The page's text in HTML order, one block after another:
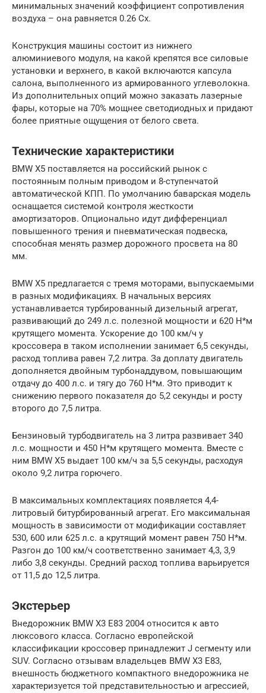
минимальных значений коэффициент сопротивления
воздуха – она равняется 0.26 Сх.
Конструкция машины состоит из нижнего
алюминиевого модуля, на какой крепятся все силовые
установки и верхнего, в какой включаются капсула
салона, выполненного из армированного углеволокна.
Из дополнительных опций можно заказать лазерные
фары, которые на 70% мощнее светодиодных и придают
более приятные ощущения от белого света.
Технические характеристики
BMW X5 поставляется на российский рынок с
постоянным полным приводом и 8-ступенчатой
автоматической КПП. По умолчанию баварская модель
оснащается системой контроля жесткости
амортизаторов. Опционально идут дифференциал
повышенного трения и пневматическая подвеска,
способная менять размер дорожного просвета на 80
мм.
BMW X5 предлагается с тремя моторами, выпускаемыми
в разных модификациях. В начальных версиях
устанавливается турбированный дизельный агрегат,
развивающий до 249 л.с. полезной мощности и 620 Н*м
крутящего момента. Ускорение до 100 км/ч у
кроссовера в таком исполнении занимает 6,5 секунды,
расход топлива равен 7,2 литра. За доплату двигатель
дополняется двойным турбонаддувом, повышающим
отдачу до 400 л.с. и тягу до 760 Н*м. Это приводит к
снижению первого показателя до 5,2 секунды и росту
второго до 7,5 литра.
Бензиновый турбодвигатель на 3 литра развивает 340
л.с. мощности и 450 Н*м крутящего момента. Вместе с
ним BMW X5 выдает 100 км/ч за 5,5 секунды, расходуя
около 9,2 литра горючего.
В максимальных комплектациях появляется 4,4-
литровый битурбированный агрегат. Его максимальная
мощность в зависимости от модификации составляет
530, 600 или 625 л.с. а крутящий момент равен 750 Н*м.
Разгон до 100 км/ч соответственно занимает 4,3, 3,9
либо 3,8 секунды. Средний расход топлива варьируется
от 11,5 до 12,5 литра.
Экстерьер
Внедорожник BMW X3 E83 2004 относится к авто
люксового класса. Согласно европейской
классификации кроссовер принадлежит J сегменту или
SUV. Согласно отзывам владельцев BMW X3 E83,
внешность бюджетного компактного внедорожника не
характеризуется той представительностью и агрессией,